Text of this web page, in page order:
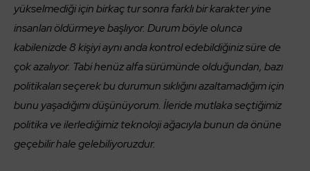
yükselmediği için birkaç tur sonra farklı bir karakter yine
insanları öldürmeye başlıyor. Durum böyle olunca
kabilenizde 8 kişiyi aynı anda kontrol edebildiğiniz süre de
çok azalıyor. Tabi henüz alfa sürümünde olduğundan, bazı
politikaları seçerek bu durumun sıklığını azaltamadığım için
bunu yaşadığımı düşünüyorum. İleride mutlaka seçtiğimiz
politika ve ilerlediğimiz teknoloji ağacıyla bunun da önüne
geçebilir hale gelebiliyoruzdur.